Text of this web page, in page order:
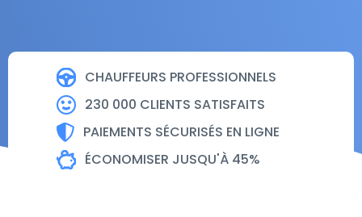
CHAUFFEURS PROFESSIONNELS
230 000 CLIENTS SATISFAITS
PAIEMENTS SÉCURISÉS EN LIGNE
ÉCONOMISER JUSQU'À 45%